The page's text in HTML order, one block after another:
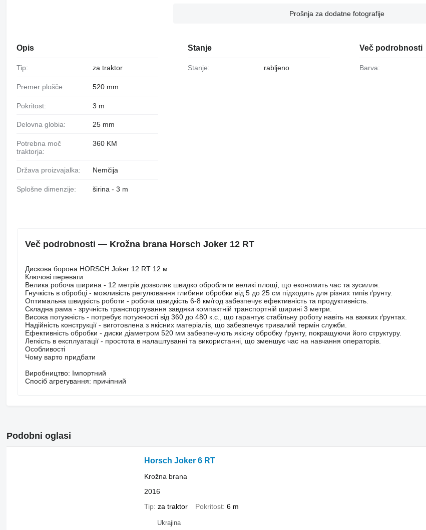
Prošnja za dodatne fotografije
Opis
Tip: za traktor
Premer plošče: 520 mm
Pokritost: 3 m
Delovna globia: 25 mm
Potrebna moč
traktorja:
360 KM
Država proizvajalka: Nemčija
Splošne dimenzije: širina - 3 m
Stanje
Stanje: rabljeno
Več podrobnosti
Barva:
Več podrobnosti — Krožna brana Horsch Joker 12 RT
Дискова борона HORSCH Joker 12 RT 12 м
Ключові переваги
Велика робоча ширина - 12 метрів дозволяє швидко обробляти великі площі, що економить час та зусилля.
Гнучкість в обробці - можливість регулювання глибини обробки від 5 до 25 см підходить для різних типів ґрунту.
Оптимальна швидкість роботи - робоча швидкість 6-8 км/год забезпечує ефективність та продуктивність.
Складна рама - зручність транспортування завдяки компактній транспортній ширині 3 метри.
Висока потужність - потребує потужності від 360 до 480 к.с., що гарантує стабільну роботу навіть на важких ґрунтах.
Надійність конструкції - виготовлена з якісних матеріалів, що забезпечує тривалий термін служби.
Ефективність обробки - диски діаметром 520 мм забезпечують якісну обробку ґрунту, покращуючи його структуру.
Легкість в експлуатації - простота в налаштуванні та використанні, що зменшує час на навчання операторів.
Особливості
Чому варто придбати
Виробництво: Імпортний
Спосіб агрегування: причіпний
Podobni oglasi
Horsch Joker 6 RT
Krožna brana
2016
Tip za traktor Pokritost 6 m
Ukrajina